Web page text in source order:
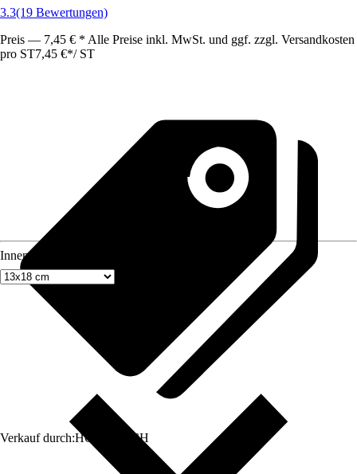
3.3(19 Bewertungen)
Preis — 7,45 € * Alle Preise inkl. MwSt. und ggf. zzgl. Versandkosten
pro ST7,45 €*/ ST
Verkauf durch:HORNBACH
Innenmaß Rahmen